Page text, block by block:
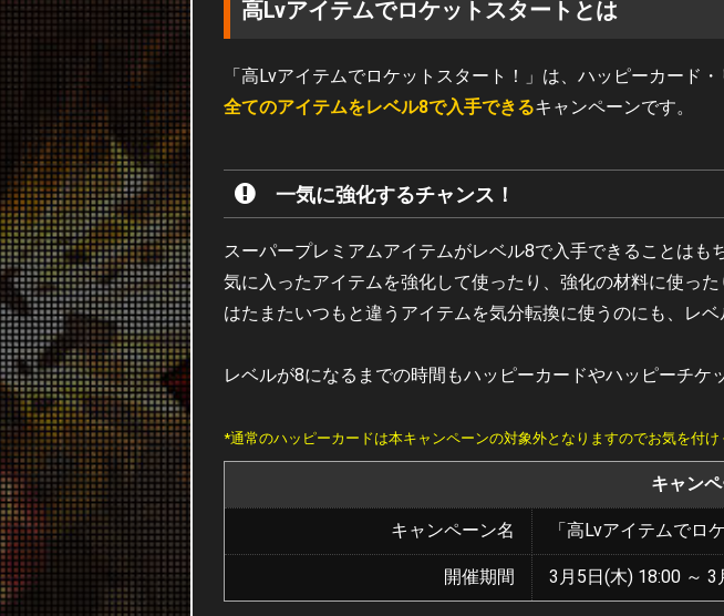
高Lvアイテムでロケットスタートとは
「高Lvアイテムでロケットスタート！」は、ハッピーカード
全てのアイテムをレベル8で入手できるキャンペーンです。
一気に強化するチャンス！
スーパープレミアムアイテムがレベル8で入手できることはも
気に入ったアイテムを強化して使ったり、強化の材料に使った
はたまたいつもと違うアイテムを気分転換に使うのにも、レベ
レベルが8になるまでの時間もハッピーカードやハッピーチケ
*通常のハッピーカードは本キャンペーンの対象外となりますのでお気を付け
キャン
キャンペーン名 「高Lvアイテムでロ
開催期間 3月5日(木) 18:00 ～ 3